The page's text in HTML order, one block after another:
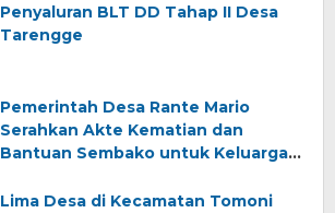
Penyaluran BLT DD Tahap II Desa
Tarengge
Pemerintah Desa Rante Mario
Serahkan Akte Kematian dan
Bantuan Sembako untuk Keluarga
Lima Desa di Kecamatan Tomoni